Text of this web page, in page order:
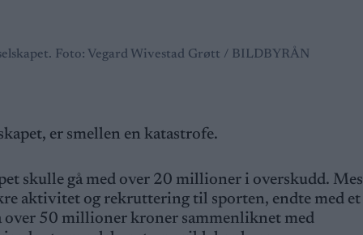
Foto: Vegard Wivestad Grøtt / BILDBYRÅN
er smellen en katastrofe.
skulle gå med over 20 millioner i overskudd.
aktivitet og rekruttering til sporten, endte med et
over 50 millioner kroner sammenliknet med